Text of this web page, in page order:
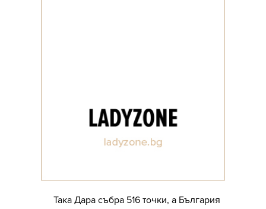
Така Дара събра 516 точки, а България